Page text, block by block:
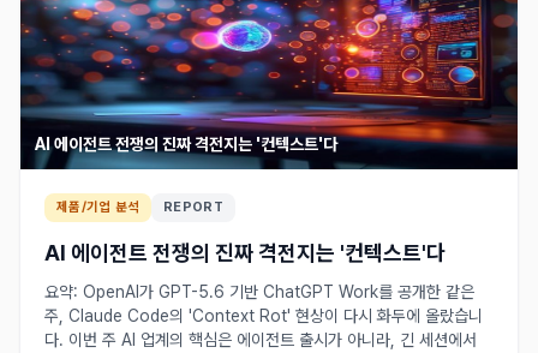
AI 에이전트 전쟁의 진짜 격전지는 '컨텍스트'다
제품/기업 분석 REPORT
AI 에이전트 전쟁의 진짜 격전지는 '컨텍스트'다
요약: OpenAI가 GPT-5.6 기반 ChatGPT Work를 공개한 같은
주, Claude Code의 'Context Rot' 현상이 다시 화두에 올랐습니
다. 이번 주 AI 업계의 핵심은 에이전트 출시가 아니라, 긴 세션에서